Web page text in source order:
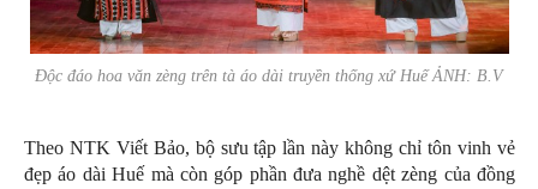
Độc đáo hoa văn zèng trên tà áo dài truyền thống xứ Huế ẢNH: B.V
Theo NTK Viết Bảo, bộ sưu tập lần này không chỉ tôn vinh vẻ
đẹp áo dài Huế mà còn góp phần đưa nghề dệt zèng của đồng